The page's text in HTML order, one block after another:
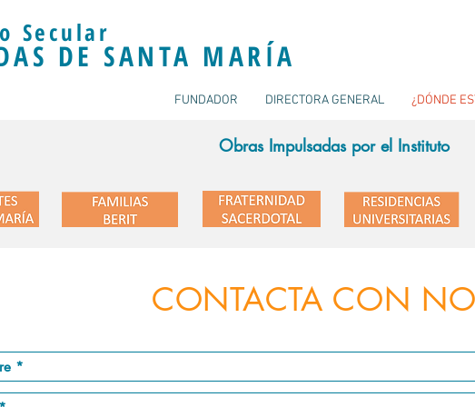
Secular
DE SANTA MARÍA
FUNDADOR DIRECTORA GENERAL ¿DÓNDE
Obras Impulsadas por el Instituto
CONTACTA CON